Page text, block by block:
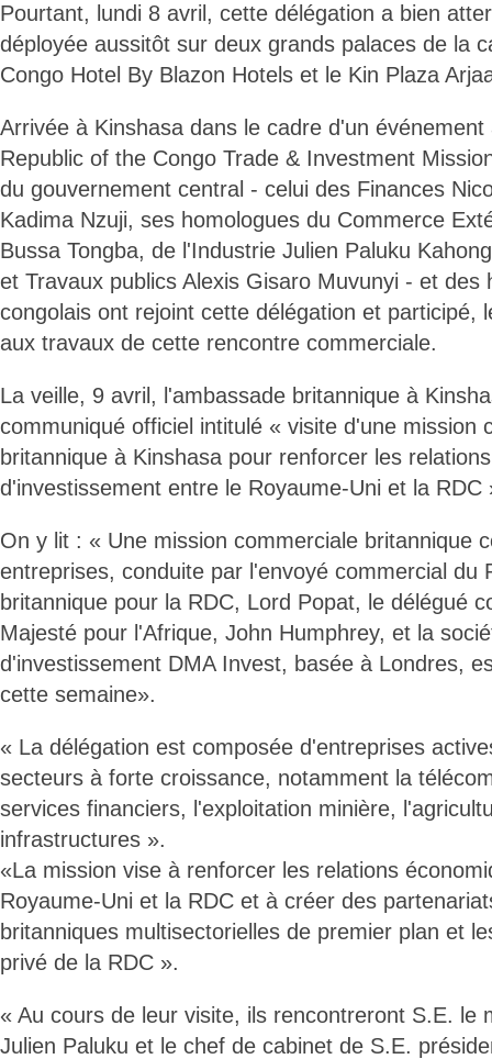
Pourtant, lundi 8 avril, cette délégation a bien
déployée aussitôt sur deux grands palaces de la
Congo Hotel By Blazon Hotels et le Kin Plaza
Arrivée à Kinshasa dans le cadre d'un
Republic of the Congo Trade & Investment
du gouvernement central - celui des Finances
Kadima Nzuji, ses homologues du Commerce
Bussa Tongba, de l'Industrie Julien Paluku
et Travaux publics Alexis Gisaro Muvunyi - et des
congolais ont rejoint cette délégation et participé,
aux travaux de cette rencontre commerciale.
La veille, 9 avril, l'ambassade britannique à
communiqué officiel intitulé « visite d'une mission
britannique à Kinshasa pour renforcer les
d'investissement entre le Royaume-Uni et la RDC
On y lit : « Une mission commerciale britannique
entreprises, conduite par l'envoyé commercial du
britannique pour la RDC, Lord Popat, le délégué
Majesté pour l'Afrique, John Humphrey, et la
d'investissement DMA Invest, basée à Londres,
cette semaine».
« La délégation est composée d'entreprises
secteurs à forte croissance, notamment la
services financiers, l'exploitation minière,
infrastructures ».
«La mission vise à renforcer les relations
Royaume-Uni et la RDC et à créer des
britanniques multisectorielles de premier plan et
privé de la RDC ».
« Au cours de leur visite, ils rencontreront S.E. le
Julien Paluku et le chef de cabinet de S.E.